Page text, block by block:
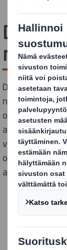
DS
DS Smith
näyttelyyn
on merkittävä
viljelijät,
on paikka,
ajatuksia